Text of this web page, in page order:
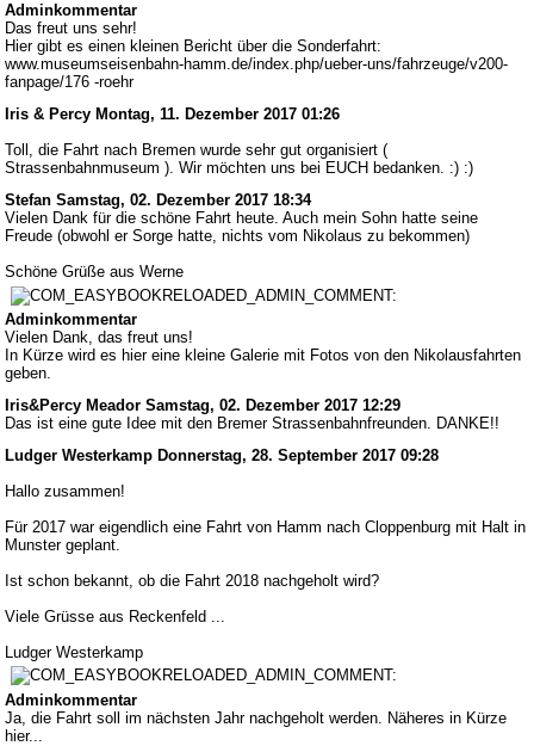
Adminkommentar
Das freut uns sehr!
Hier gibt es einen kleinen Bericht über die Sonderfahrt:
www.museumseisenbahn-hamm.de/index.php/ueber-uns/fahrzeuge/v200-
fanpage/176 -roehr
Iris & Percy Montag, 11. Dezember 2017 01:26
Toll, die Fahrt nach Bremen wurde sehr gut organisiert (
Strassenbahnmuseum ). Wir möchten uns bei EUCH bedanken. :) :)
StefanSamstag, 02. Dezember 2017 18:34
Vielen Dank für die schöne Fahrt heute. Auch mein Sohn hatte seine
Freude (obwohl er Sorge hatte, nichts vom Nikolaus zu bekommen)
Schöne Grüße aus Werne
Adminkommentar
Vielen Dank, das freut uns!
In Kürze wird es hier eine kleine Galerie mit Fotos von den Nikolausfahrten
geben.
Iris&Percy MeadorSamstag, 02. Dezember 2017 12:29
Das ist eine gute Idee mit den Bremer Strassenbahnfreunden. DANKE!!
Ludger Westerkamp Donnerstag, 28. September 2017 09:28
Hallo zusammen!
Für 2017 war eigendlich eine Fahrt von Hamm nach Cloppenburg mit Halt in
Munster geplant.
Ist schon bekannt, ob die Fahrt 2018 nachgeholt wird?
Viele Grüsse aus Reckenfeld ...
Ludger Westerkamp
Adminkommentar
Ja, die Fahrt soll im nächsten Jahr nachgeholt werden. Näheres in Kürze
hier...